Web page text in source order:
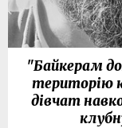
"Байкерам
територію
дівчат